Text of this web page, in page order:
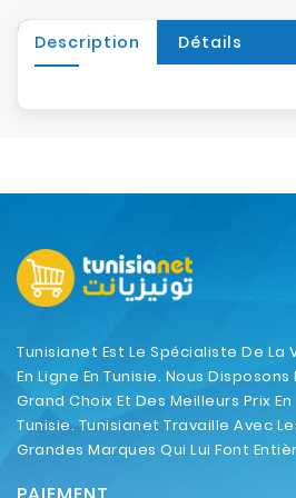
Description Détails
Tunisianet Est Le Spécialiste De La
En Ligne En Tunisie. Nous Disposons
Grand Choix Et Des Meilleurs Prix En
Tunisie. Tunisianet Travaille Avec
Grandes Marques Qui Lui Font